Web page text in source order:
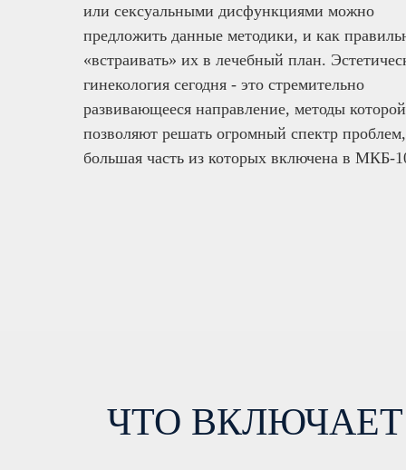
или сексуальными дисфункциями можно
предложить данные методики, и как
«встраивать» их в лечебный план.
гинекология сегодня - это стремительно
развивающееся направление, методы которой
позволяют решать огромный спектр проблем,
большая часть из которых включена в МКБ-
ЧТО